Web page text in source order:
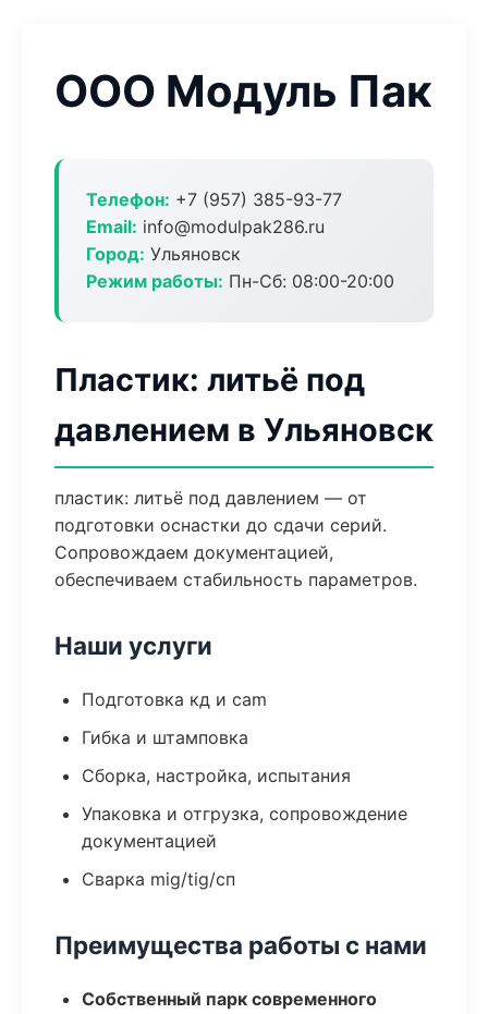
ООО Модуль Пак
Телефон: +7 (957) 385-93-77
Email: info@modulpak286.ru
Город: Ульяновск
Режим работы: Пн-Сб: 08:00-20:00
Пластик: литьё под
давлением в Ульяновск
пластик: литьё под давлением — от
подготовки оснастки до сдачи серий.
Сопровождаем документацией,
обеспечиваем стабильность параметров.
Наши услуги
Подготовка кд и cam
Гибка и штамповка
Сборка, настройка, испытания
Упаковка и отгрузка, сопровождение
документацией
Сварка mig/tig/сп
Преимущества работы с нами
Собственный парк современного